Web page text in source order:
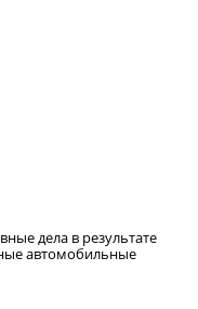
дела в результате
автомобильные